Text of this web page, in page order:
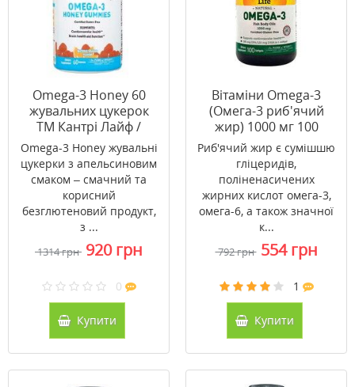
Omega-3 Honey 60
жувальних цукерок
TM Кантрі Лайф /
Country Life
Omega-3 Honey жувальні
цукерки з апельсиновим
смаком – смачний та
корисний
безглютеновий продукт,
з ...
1314 грн 920 грн
0
Купити
Вітаміни Omega-3
(Омега-3 риб'ячий
жир) 1000 мг 100
капсул ТМ Кантрі
Лайф / Country Life
Риб'ячий жир є сумішшю
гліцеридів,
поліненасичених
жирних кислот омега-3,
омега-6, а також значної
к...
792 грн 554 грн
1
Купити